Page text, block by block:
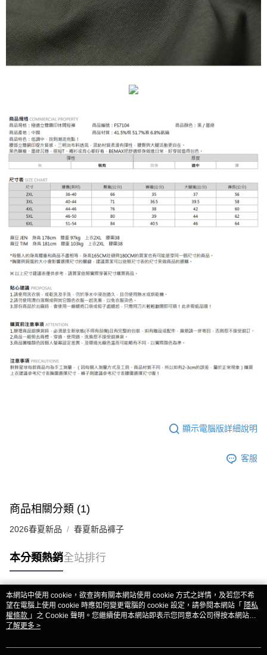
顯示電腦版詳細說明
客服
商品相關分類 (1)
2026春夏新品 春夏新品褲子
本分類熱銷全站排行
熱門標籤
本網站中使用 cookie，欲查詢有關本網站使用 cookie 方式之詳情，及若您不希
望在電腦上使用 cookie 時應如何變更電腦的 cookie 設定，請參閱本網站「 隱私
權條款 」之 Cookie 聲明。您繼續使用本網站即表示您同意本公司得按本網站使
用條款之 Cookie 聲明使用 cookie。
了解更多 >